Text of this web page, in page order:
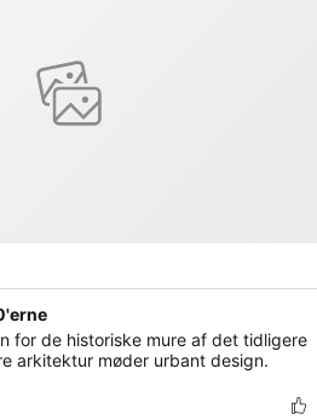
for de historiske mure af det tidligere
arkitektur møder urbant design.